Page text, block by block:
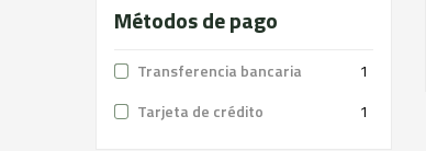
Métodos de pago
Transferencia bancaria
1
Tarjeta de crédito
1